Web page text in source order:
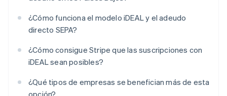
¿Cómo funciona el modelo iDEAL y el adeudo
directo SEPA?
¿Cómo consigue Stripe que las suscripciones con
iDEAL sean posibles?
¿Qué tipos de empresas se benefician más de esta